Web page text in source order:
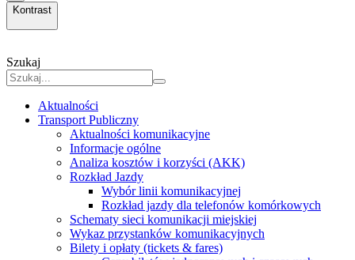
Kontrast
Szukaj
Aktualności
Transport Publiczny
Aktualności komunikacyjne
Informacje ogólne
Analiza kosztów i korzyści (AKK)
Rozkład Jazdy
Wybór linii komunikacyjnej
Rozkład jazdy dla telefonów komórkowych
Schematy sieci komunikacji miejskiej
Wykaz przystanków komunikacyjnych
Bilety i opłaty (tickets & fares)